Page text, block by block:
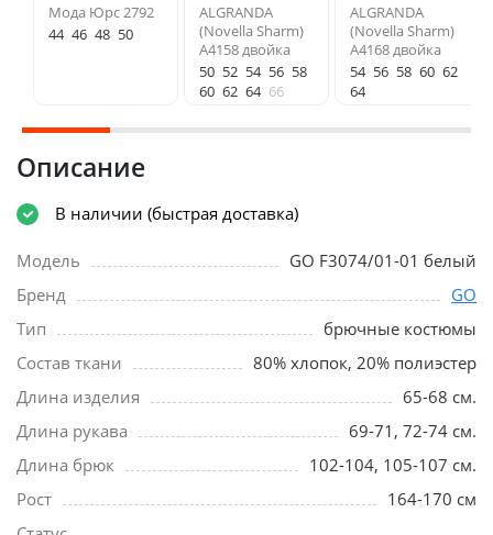
Мода Юрс 2792
44 46 48 50
ALGRANDA
(Novella Sharm)
A4158 двойка
50 52 54 56 58
60 62 64 66
ALGRANDA
(Novella Sharm)
A4168 двойка
54 56 58 60 62
64
Описание
В наличии (быстрая доставка)
Модель
GO F3074/01-01 белый
Бренд
GO
Тип
брючные костюмы
Состав ткани
80% хлопок, 20% полиэстер
Длина изделия
65-68 см.
Длина рукава
69-71, 72-74 см.
Длина брюк
102-104, 105-107 см.
Рост
164-170 см